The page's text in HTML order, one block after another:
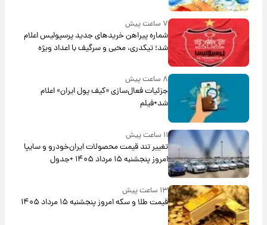
۷ ساعت پیش
شماره پیراهن خریدهای جدید پرسپولیس اعلام
شد؛ تیکدری، محبی و سرگیف با اعداد ویژه
۸ ساعت پیش
جزئیات فعال‌سازی «کیف پول ایران» اعلام
شد+فیلم
۱۱ ساعت پیش
تغییر تند قیمت محصولات ایران‌خودرو و سایپا
امروز پنجشنبه ۱۵ مرداد ۱۴۰۵ +جدول
۱۳ ساعت پیش
قیمت طلا و سکه امروز پنجشنبه ۱۵ مرداد ۱۴۰۵